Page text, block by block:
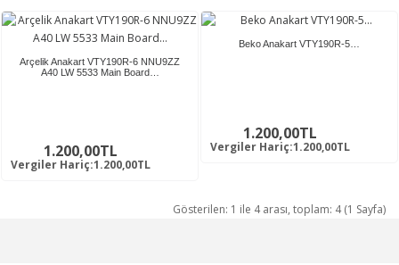
Arçelik Anakart VTY190R-6 NNU9ZZ
A40 LW 5533 Main Board…
1.200,00TL
Vergiler Hariç:1.200,00TL
Beko Anakart VTY190R-5…
1.200,00TL
Vergiler Hariç:1.200,00TL
Gösterilen: 1 ile 4 arası, toplam: 4 (1 Sayfa)